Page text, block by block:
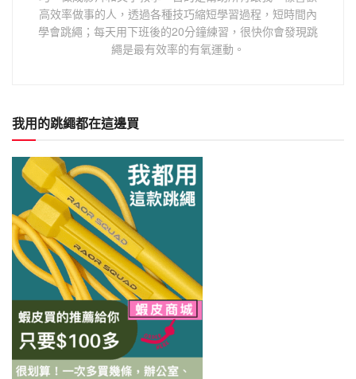
高效率做事的人，透過各種技巧縮短學習過程，短時間內
學會跳繩；每天用下班後的20分鐘練習，很快你會發現跳
繩是最有效率的有氧運動。
我用的跳繩都在這邊買